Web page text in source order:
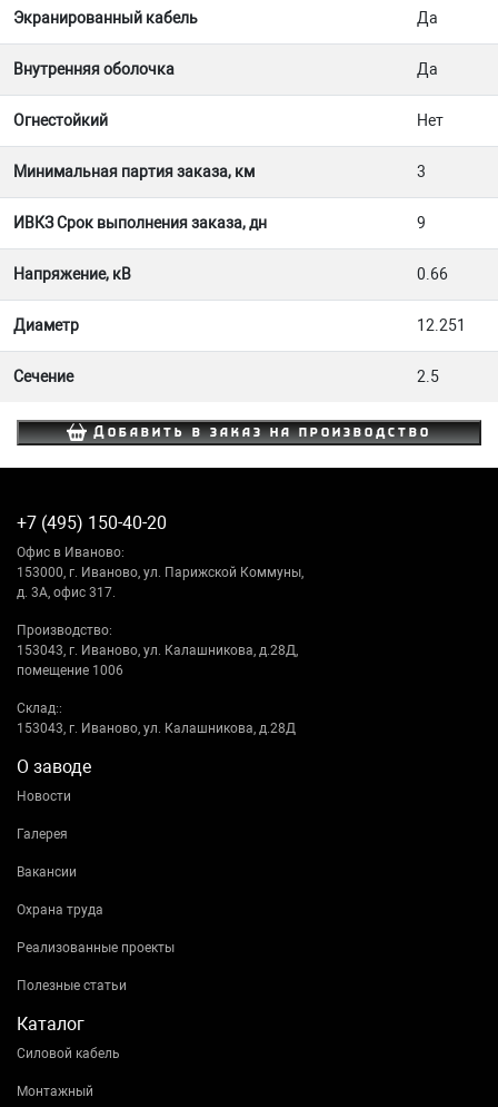
Экранированный кабель Да
Внутренняя оболочка Да
Огнестойкий Нет
Минимальная партия заказа, км 3
ИВКЗ Срок выполнения заказа, дн 9
Напряжение, кВ 0.66
Диаметр 12.251
Сечение 2.5
Добавить в заказ на производство
+7 (495) 150-40-20
Офис в Иваново:
153000, г. Иваново, ул. Парижской Коммуны,
д. 3А, офис 317.
Производство:
153043, г. Иваново, ул. Калашникова, д.28Д,
помещение 1006
Склад::
153043, г. Иваново, ул. Калашникова, д.28Д
О заводе
Новости
Галерея
Вакансии
Охрана труда
Реализованные проекты
Полезные статьи
Каталог
Силовой кабель
Монтажный